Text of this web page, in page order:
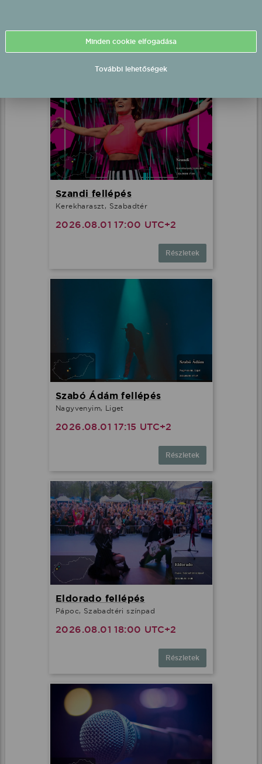
Részletek
Szandi fellépés
Kerekharaszt, Szabadtér
2026.08.01 17:00 UTC+2
Részletek
Szabó Ádám fellépés
Nagyvenyim, Liget
2026.08.01 17:15 UTC+2
Részletek
Eldorado fellépés
Pápoc, Szabadtéri színpad
2026.08.01 18:00 UTC+2
Részletek
Minden cookie elfogadása
További lehetőségek